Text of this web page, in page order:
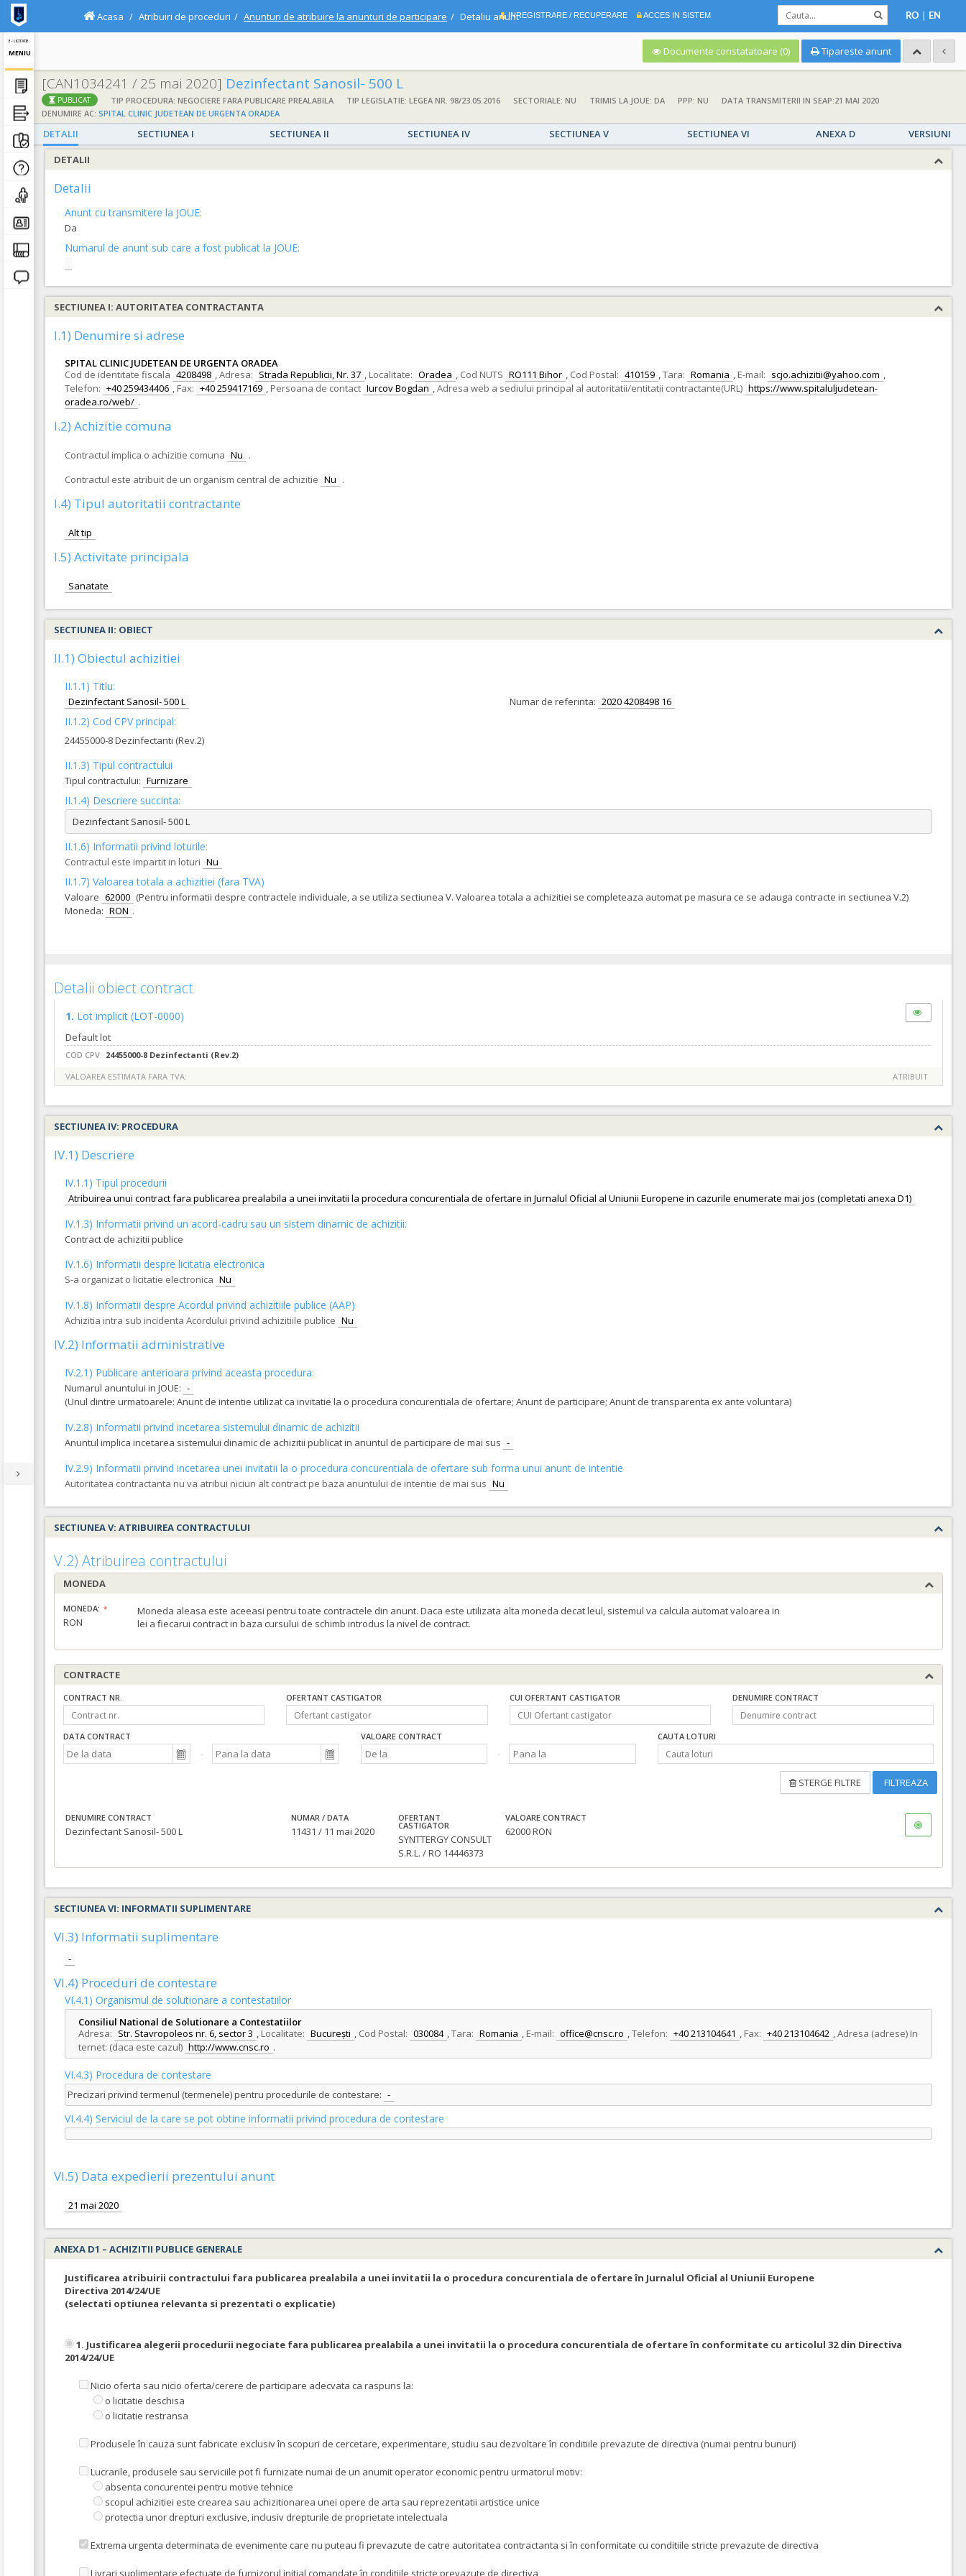
E - LICITATIE
MENIU
INREGISTRARE / RECUPERARE ACCES IN SISTEM RO | EN
Acasa Atribuiri de proceduri Anunturi de atribuire la anunturi de participare Detaliu anunt
Documente constatatoare (0) Tipareste anunt
[CAN1034241 / 25 mai 2020] Dezinfectant Sanosil- 500 L
PUBLICAT TIP PROCEDURA: NEGOCIERE FARA PUBLICARE PREALABILA TIP LEGISLATIE: LEGEA NR. 98/23.05.2016 SECTORIALE: NU TRIMIS LA JOUE: DA PPP: NU
DATA TRANSMITERII IN SEAP:21 MAI 2020
DENUMIRE AC: SPITAL CLINIC JUDETEAN DE URGENTA ORADEA
DETALII SECTIUNEA I SECTIUNEA II SECTIUNEA IV SECTIUNEA V SECTIUNEA VI ANEXA D
VERSIUNI
DETALII
Detalii
Anunt cu transmitere la JOUE:
Da
Numarul de anunt sub care a fost publicat la JOUE:
SECTIUNEA I: AUTORITATEA CONTRACTANTA
I.1) Denumire si adrese
SPITAL CLINIC JUDETEAN DE URGENTA ORADEA
Cod de identitate fiscala 4208498 ,Adresa: Strada Republicii, Nr. 37 , Localitate: Oradea , Cod NUTS RO111 Bihor , Cod Postal: 410159 ,Tara: Romania , E-mail: scjo.achizitii@yahoo.com ,
Telefon: +40 259434406 , Fax: +40 259417169 , Persoana de contact Iurcov Bogdan ,Adresa web a sediului principal al autoritatii/entitatii contractante(URL) https://www.spitaluljudetean-
oradea.ro/web/ .
I.2) Achizitie comuna
Contractul implica o achizitie comuna Nu .
Contractul este atribuit de un organism central de achizitie Nu .
I.4) Tipul autoritatii contractante
Alt tip
I.5) Activitate principala
Sanatate
SECTIUNEA II: OBIECT
II.1) Obiectul achizitiei
II.1.1) Titlu:
Dezinfectant Sanosil- 500 L Numar de referinta: 2020 4208498 16
II.1.2) Cod CPV principal:
24455000-8 Dezinfectanti (Rev.2)
II.1.3) Tipul contractului
Tipul contractului: Furnizare
II.1.4) Descriere succinta:
Dezinfectant Sanosil- 500 L
II.1.6) Informatii privind loturile:
Contractul este impartit in loturi Nu
II.1.7) Valoarea totala a achizitiei (fara TVA)
Valoare 62000 (Pentru informatii despre contractele individuale, a se utiliza sectiunea V. Valoarea totala a achizitiei se completeaza automat pe masura ce se adauga contracte in sectiunea V.2)
Moneda: RON .
Detalii obiect contract
1. Lot implicit (LOT-0000)
Default lot
COD CPV: 24455000-8 Dezinfectanti (Rev.2)
VALOAREA ESTIMATA FARA TVA:
ATRIBUIT
SECTIUNEA IV: PROCEDURA
IV.1) Descriere
IV.1.1) Tipul procedurii
Atribuirea unui contract fara publicarea prealabila a unei invitatii la procedura concurentiala de ofertare in Jurnalul Oficial al Uniunii Europene in cazurile enumerate mai jos (completati anexa D1)
IV.1.3) Informatii privind un acord-cadru sau un sistem dinamic de achizitii:
Contract de achizitii publice
IV.1.6) Informatii despre licitatia electronica
S-a organizat o licitatie electronica Nu
IV.1.8) Informatii despre Acordul privind achizitiile publice (AAP)
Achizitia intra sub incidenta Acordului privind achizitiile publice Nu
IV.2) Informatii administrative
IV.2.1) Publicare anterioara privind aceasta procedura:
Numarul anuntului in JOUE: -
(Unul dintre urmatoarele: Anunt de intentie utilizat ca invitatie la o procedura concurentiala de ofertare; Anunt de participare; Anunt de transparenta ex ante voluntara)
IV.2.8) Informatii privind incetarea sistemului dinamic de achizitii
Anuntul implica incetarea sistemului dinamic de achizitii publicat in anuntul de participare de mai sus -
IV.2.9) Informatii privind incetarea unei invitatii la o procedura concurentiala de ofertare sub forma unui anunt de intentie
Autoritatea contractanta nu va atribui niciun alt contract pe baza anuntului de intentie de mai sus Nu
SECTIUNEA V: ATRIBUIREA CONTRACTULUI
V.2) Atribuirea contractului
MONEDA
MONEDA:
RON
Moneda aleasa este aceeasi pentru toate contractele din anunt. Daca este utilizata alta moneda decat leul, sistemul va calcula automat valoarea in
lei a fiecarui contract in baza cursului de schimb introdus la nivel de contract.
CONTRACTE
CONTRACT NR. OFERTANT CASTIGATOR CUI OFERTANT CASTIGATOR DENUMIRE CONTRACT
DATA CONTRACT VALOARE CONTRACT CAUTA LOTURI
STERGE FILTRE FILTREAZA
DENUMIRE CONTRACT
Dezinfectant Sanosil- 500 L
NUMAR / DATA
11431 / 11 mai 2020
OFERTANT
CASTIGATOR
SYNTTERGY CONSULT
S.R.L. / RO 14446373
VALOARE CONTRACT
62000 RON
SECTIUNEA VI: INFORMATII SUPLIMENTARE
VI.3) Informatii suplimentare
-
VI.4) Proceduri de contestare
VI.4.1) Organismul de solutionare a contestatiilor
Consiliul National de Solutionare a Contestatiilor
Adresa: Str. Stavropoleos nr. 6, sector 3 , Localitate: București , Cod Postal: 030084 ,Tara: Romania , E-mail: office@cnsc.ro ,Telefon: +40 213104641 , Fax: +40 213104642 ,Adresa (adrese) In
ternet: (daca este cazul) http://www.cnsc.ro .
VI.4.3) Procedura de contestare
Precizari privind termenul (termenele) pentru procedurile de contestare: -
VI.4.4) Serviciul de la care se pot obtine informatii privind procedura de contestare
VI.5) Data expedierii prezentului anunt
21 mai 2020
ANEXA D1 – ACHIZITII PUBLICE GENERALE
Justificarea atribuirii contractului fara publicarea prealabila a unei invitatii la o procedura concurentiala de ofertare în Jurnalul Oficial al Uniunii Europene
Directiva 2014/24/UE
(selectati optiunea relevanta si prezentati o explicatie)
1. Justificarea alegerii procedurii negociate fara publicarea prealabila a unei invitatii la o procedura concurentiala de ofertare în conformitate cu articolul 32 din Directiva
2014/24/UE
Nicio oferta sau nicio oferta/cerere de participare adecvata ca raspuns la:
o licitatie deschisa
o licitatie restransa
Produsele în cauza sunt fabricate exclusiv în scopuri de cercetare, experimentare, studiu sau dezvoltare în conditiile prevazute de directiva (numai pentru bunuri)
Lucrarile, produsele sau serviciile pot fi furnizate numai de un anumit operator economic pentru urmatorul motiv:
absenta concurentei pentru motive tehnice
scopul achizitiei este crearea sau achizitionarea unei opere de arta sau reprezentatii artistice unice
protectia unor drepturi exclusive, inclusiv drepturile de proprietate intelectuala
Extrema urgenta determinata de evenimente care nu puteau fi prevazute de catre autoritatea contractanta si în conformitate cu conditiile stricte prevazute de directiva
Livrari suplimentare efectuate de furnizorul initial comandate în conditiile stricte prevazute de directiva